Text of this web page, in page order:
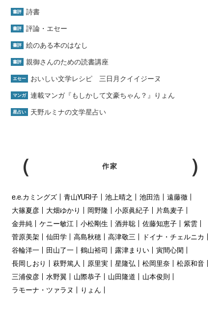
書評 詩書
書評 評論・エセー
書評 絵のある本のはなし
書評 親御さんのための読書講座
エセー おいしい文学レシピ 三日月クイイジーヌ
マンガ 連載マンガ『もしかして文豪ちゃん？』りょん
星占い 天野ルミナの文学星占い
作家
e.e.カミングズ 青山YURI子 池上晴之 池田浩
遠藤徹
大篠夏彦
大畑ゆかり 岡野隆 小原眞紀子
片島麦子
金井純
ケニー敏江 小松剛生 酒井聡 佐藤知恵子
紫雲
菅原美架
仙田学 高島秋穂 高津敬三
ドイナ・チェルニカ
谷輪洋一
田山了一 鶴山裕司 露津まりい
寅間心閑
長岡しおり
萩野篤人 原里実 星隆弘 松岡里奈
松原和音
三浦俊彦
水野翼 山際恭子 山田隆道
山本俊則
ラモーナ・ツァラヌ
りょん